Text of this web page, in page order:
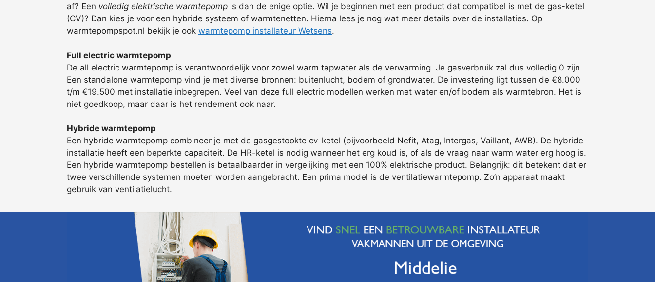
af? Een volledig elektrische warmtepomp is dan de enige optie. Wil je beginnen met een product dat compatibel is met de gas-ketel
(CV)? Dan kies je voor een hybride systeem of warmtenetten. Hierna lees je nog wat meer details over de installaties. Op
warmtepompspot.nl bekijk je ook warmtepomp installateur Wetsens.
Full electric warmtepomp
De all electric warmtepomp is verantwoordelijk voor zowel warm tapwater als de verwarming. Je gasverbruik zal dus volledig 0 zijn.
Een standalone warmtepomp vind je met diverse bronnen: buitenlucht, bodem of grondwater. De investering ligt tussen de €8.000
t/m €19.500 met installatie inbegrepen. Veel van deze full electric modellen werken met water en/of bodem als warmtebron. Het is
niet goedkoop, maar daar is het rendement ook naar.
Hybride warmtepomp
Een hybride warmtepomp combineer je met de gasgestookte cv-ketel (bijvoorbeeld Nefit, Atag, Intergas, Vaillant, AWB). De hybride
installatie heeft een beperkte capaciteit. De HR-ketel is nodig wanneer het erg koud is, of als de vraag naar warm water erg hoog is.
Een hybride warmtepomp bestellen is betaalbaarder in vergelijking met een 100% elektrische product. Belangrijk: dit betekent dat er
twee verschillende systemen moeten worden aangebracht. Een prima model is de ventilatiewarmtepomp. Zo’n apparaat maakt
gebruik van ventilatielucht.